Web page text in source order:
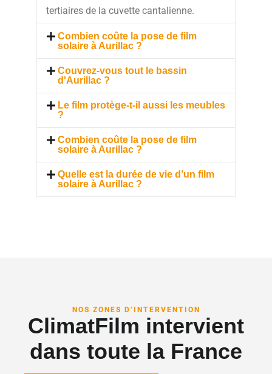
tertiaires de la cuvette cantalienne.
Combien coûte la pose de film
solaire à Aurillac ?
Couvrez-vous tout le bassin
d'Aurillac ?
Le film protège-t-il aussi les meubles
?
Combien coûte la pose de film
solaire à Aurillac ?
Quelle est la durée de vie d’un film
solaire à Aurillac ?
NOS ZONES D’INTERVENTION
ClimatFilm intervient
dans toute la France